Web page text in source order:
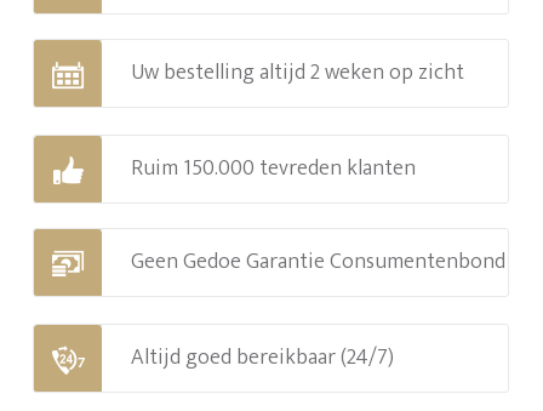
Uw bestelling altijd 2 weken op zicht
Ruim 150.000 tevreden klanten
Geen Gedoe Garantie Consumentenbond
Altijd goed bereikbaar (24/7)